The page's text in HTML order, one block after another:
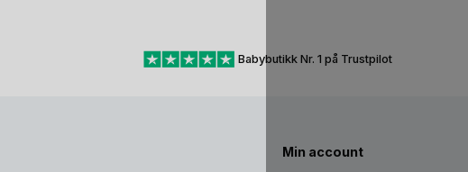
Babybutikk Nr. 1 på Trustpilot
Min account